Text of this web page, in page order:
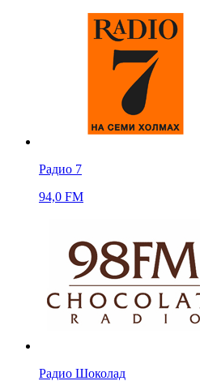
Радио 7
94,0 FM
Радио Шоколад